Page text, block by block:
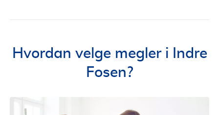
Hvordan velge megler i Indre
Fosen?